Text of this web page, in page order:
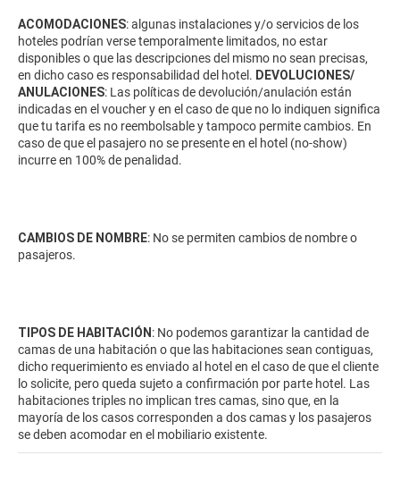
ACOMODACIONES: algunas instalaciones y/o servicios de los
hoteles podrían verse temporalmente limitados, no estar
disponibles o que las descripciones del mismo no sean precisas,
en dicho caso es responsabilidad del hotel. DEVOLUCIONES/
ANULACIONES: Las políticas de devolución/anulación están
indicadas en el voucher y en el caso de que no lo indiquen significa
que tu tarifa es no reembolsable y tampoco permite cambios. En
caso de que el pasajero no se presente en el hotel (no-show)
incurre en 100% de penalidad.
CAMBIOS DE NOMBRE: No se permiten cambios de nombre o
pasajeros.
TIPOS DE HABITACIÓN : No podemos garantizar la cantidad de
camas de una habitación o que las habitaciones sean contiguas,
dicho requerimiento es enviado al hotel en el caso de que el cliente
lo solicite, pero queda sujeto a confirmación por parte hotel. Las
habitaciones triples no implican tres camas, sino que, en la
mayoría de los casos corresponden a dos camas y los pasajeros
se deben acomodar en el mobiliario existente.